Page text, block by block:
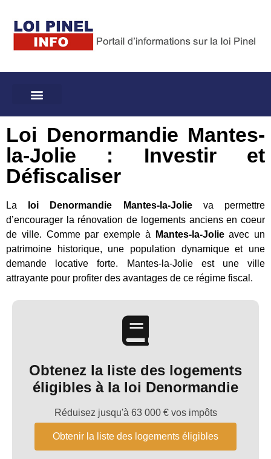
Loi Denormandie Mantes-
la-Jolie : Investir et
Défiscaliser
La loi Denormandie Mantes-la-Jolie va permettre
d’encourager la rénovation de logements anciens en coeur
de ville. Comme par exemple à
Mantes-la-Jolieavec un
patrimoine historique, une population dynamique et une
demande locative forte. Mantes-la-Jolie est une ville
attrayante pour profiter des avantages de ce régime fiscal.
Obtenez la liste des logements
éligibles à la loi Denormandie
Réduisez jusqu'à 63 000 € vos impôts
Obtenir la liste des logements éligibles